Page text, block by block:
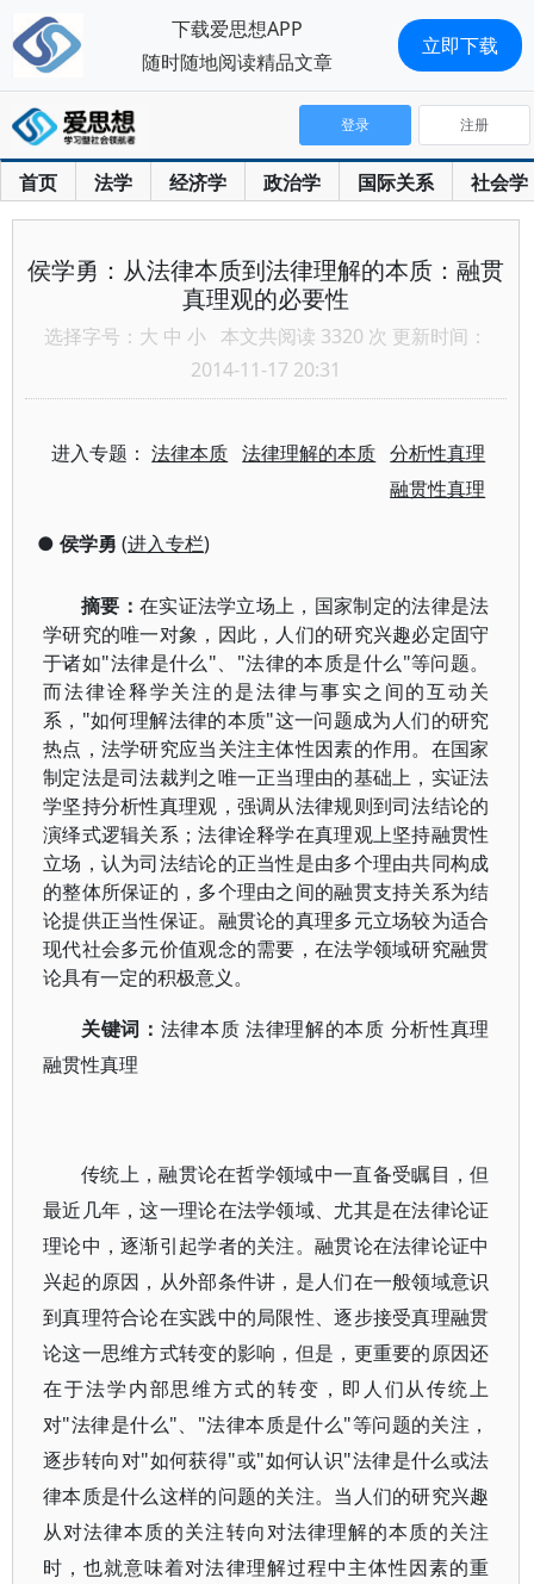
首页 法学 经济学 政治学 国际关系 社会学
登录 注册
侯学勇：从法律本质到法律理解的本质：融贯
真理观的必要性
选择字号： 大 中 小 本文共阅读 3320 次 更新时间：
2014-11-17 20:31
进入专题：法律本质 法律理解的本质 分析性真理
融贯性真理
● 侯学勇 (进入专栏)
摘要： 在实证法学立场上，国家制定的法律是法
学研究的唯一对象，因此，人们的研究兴趣必定固守
于诸如"法律是什么"、"法律的本质是什么"等问题。
而法律诠释学关注的是法律与事实之间的互动关
系，"如何理解法律的本质"这一问题成为人们的研究
热点，法学研究应当关注主体性因素的作用。在国家
制定法是司法裁判之唯一正当理由的基础上，实证法
学坚持分析性真理观，强调从法律规则到司法结论的
演绎式逻辑关系；法律诠释学在真理观上坚持融贯性
立场，认为司法结论的正当性是由多个理由共同构成
的整体所保证的，多个理由之间的融贯支持关系为结
论提供正当性保证。融贯论的真理多元立场较为适合
现代社会多元价值观念的需要，在法学领域研究融贯
论具有一定的积极意义。
关键词： 法律本质 法律理解的本质 分析性真理
融贯性真理
传统上，融贯论在哲学领域中一直备受瞩目，但
最近几年，这一理论在法学领域、尤其是在法律论证
理论中，逐渐引起学者的关注。融贯论在法律论证中
兴起的原因，从外部条件讲，是人们在一般领域意识
到真理符合论在实践中的局限性、逐步接受真理融贯
论这一思维方式转变的影响，但是，更重要的原因还
在于法学内部思维方式的转变，即人们从传统上
对"法律是什么"、"法律本质是什么"等问题的关注，
逐步转向对"如何获得"或"如何认识"法律是什么或法
律本质是什么这样的问题的关注。当人们的研究兴趣
从对法律本质的关注转向对法律理解的本质的关注
时，也就意味着对法律理解过程中主体性因素的重
下载爱思想APP
随时随地阅读精品文章
立即下载